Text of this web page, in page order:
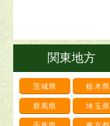
関東地方
茨城県 栃木県
群馬県 埼玉県